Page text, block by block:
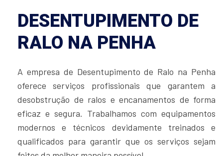
DESENTUPIMENTO DE
RALO NA PENHA
A empresa de Desentupimento de Ralo na Penha
oferece serviços profissionais que garantem a
desobstrução de ralos e encanamentos de forma
eficaz e segura. Trabalhamos com equipamentos
modernos e técnicos devidamente treinados e
qualificados para garantir que os serviços sejam